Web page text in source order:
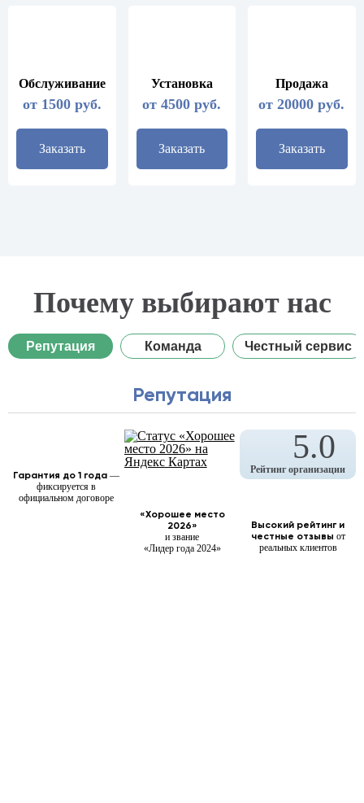
Обслуживание
от 1500 руб.
Заказать
Установка
от 4500 руб.
Заказать
Продажа
от 20000 руб.
Заказать
Почему выбирают нас
Репутация Команда Честный сервис
Репутация
Гарантия до 1 года—
фиксируется в
официальном договоре
«Хорошее место
2026»
и звание
«Лидер года 2024»
5.0
Рейтинг организации
Высокий рейтинг и
честные отзывы от
реальных клиентов